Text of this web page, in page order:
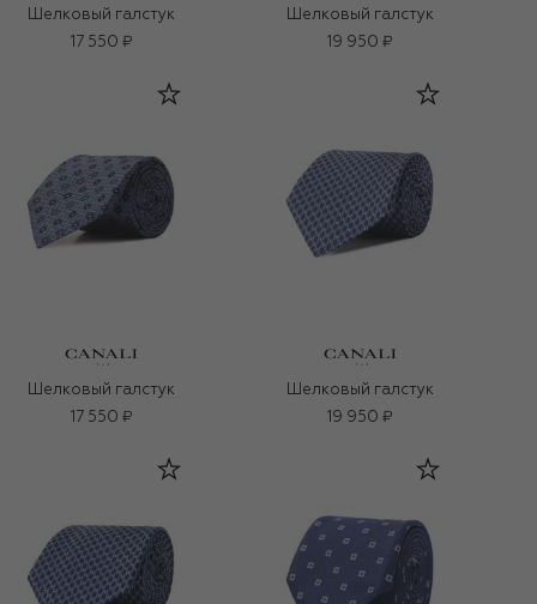
Шелковый галстук
17 550 ₽
Шелковый галстук
19 950 ₽
Шелковый галстук
17 550 ₽
Шелковый галстук
19 950 ₽